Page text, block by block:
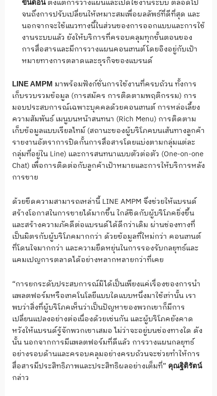
ขั้นตอนตั้งแต่การวางแผนและเปิดใช้งานระบบ ตลอดไป
จนถึงการปรับเปลี่ยนให้เหมาะสมเพื่อผลลัพธ์ที่ดีที่สุด และ
นอกจากจะใช้แนวทางนี้ในส่วนของการออกแบบและการใช้
งานระบบแล้ว ยังให้บริการที่ครอบคลุมทุกขั้นตอนของ
การสื่อสารและมีการวางแผนคอนเทนต์โดยอิงอยู่กับเป้า
หมายทางการตลาดและธุรกิจของแบรนด์
LINE AMPM มาพร้อมฟังก์ชั่นการใช้งานที่ครบถ้วน ทั้งการ
เก็บรวบรวมข้อมูล (การสมัคร การติดตามพฤติกรรม) การ
มอบประสบการณ์เฉพาะบุคคลด้วยคอนเทนต์ การหล่อเลี้ยง
ความสัมพันธ์ เมนูบนหน้าสนทนา (Rich Menu) การติดตาม
เก็บข้อมูลแบบเรียลไทม์ (สถานะของผู้บริโภคบนเส้นทางลูกค้า
รายงานอัตราการปิดกั้นการสื่อสารโดยแบ่งตามกลุ่มแต่ละ
กลุ่มที่อยู่ใน Line) และการสนทนาแบบตัวต่อตัว (One-on-one
Chat) เพื่อการติดต่อกับลูกค้าเป้าหมายและการให้บริการหลัง
การขาย
ด้วยขีดความสามารถเหล่านี้ LINE AMPM จึงช่วยให้แบรนด์
สร้างโอกาสในการขายได้มากขึ้น ใกล้ชิดกับผู้บริโภคยิ่งขึ้น
และสร้างความภัคดีต่อแบรนด์ได้ดีกว่าเดิม ผ่านช่องทางที่
เป็นมิตรกับผู้บริโภคมากกว่า ด้วยข้อมูลที่ใหม่กว่า คอนเทนต์
ที่โดนใจมากกว่า และความยืดหยุ่นในการรองรับกลยุทธ์และ
แคมเปญการตลาดได้อย่างหลากหลายกว่าที่เคย
“การยกระดับประสบการณ์มิได้เป็นเพียงแค่เรื่องของการนำ
แพลตฟอร์มหรือเทคโนโลยีแบบใดแบบหนึ่งมาใช้เท่านั้น เรา
พบว่าสิ่งที่ผู้บริโภคเห็นว่าเป็นปัญหาของพวกเขาก็มีการ
เปลี่ยนแปลงอย่างต่อเนื่องด้วยเช่นกัน และผู้บริโภคยังคาด
หวังให้แบรนด์รู้จักพวกเขาเสมอ ไม่ว่าจะอยู่บนช่องทางใด ดัง
นั้น นอกจากการมีแพลตฟอร์มที่ดีแล้ว การวางแผนกลยุทธ์
อย่างรอบด้านและครอบคลุมอย่างครบถ้วนจะช่วยทำให้การ
สื่อสารมีประสิทธิภาพและประสิทธิผลอย่างเต็มที่” คุณฐิติรัตน์
กล่าว